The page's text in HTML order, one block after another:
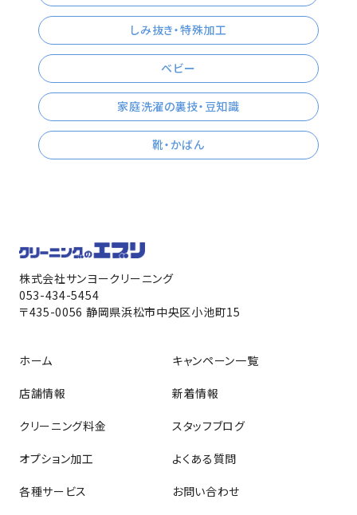
しみ抜き・特殊加工
ベビー
家庭洗濯の裏技・豆知識
靴・かばん
株式会社サンヨークリーニング
053-434-5454
〒435-0056 静岡県浜松市中央区小池町15
ホーム
店舗情報
クリーニング料金
オプション加工
各種サービス
キャンペーン一覧
新着情報
スタッフブログ
よくある質問
お問い合わせ